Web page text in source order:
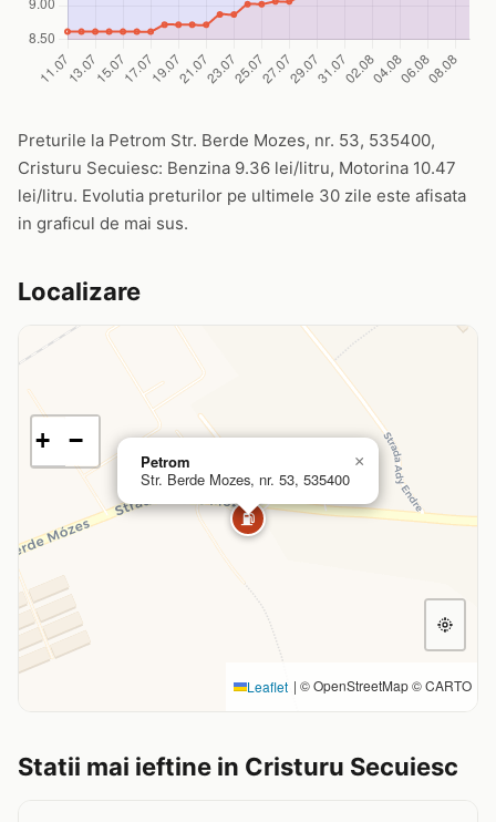
Preturile la Petrom Str. Berde Mozes, nr. 53, 535400,
Cristuru Secuiesc: Benzina 9.36 lei/litru, Motorina 10.47
lei/litru. Evolutia preturilor pe ultimele 30 zile este afisata
in graficul de mai sus.
Localizare
⛽
Petrom
Str. Berde Mozes, nr. 53, 535400
×
+ −
Leaflet | © OpenStreetMap © CARTO
Statii mai ieftine in Cristuru Secuiesc